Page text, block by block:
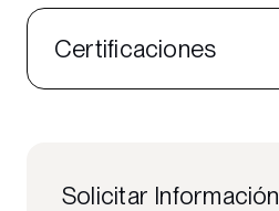
Certificaciones
Solicitar Información